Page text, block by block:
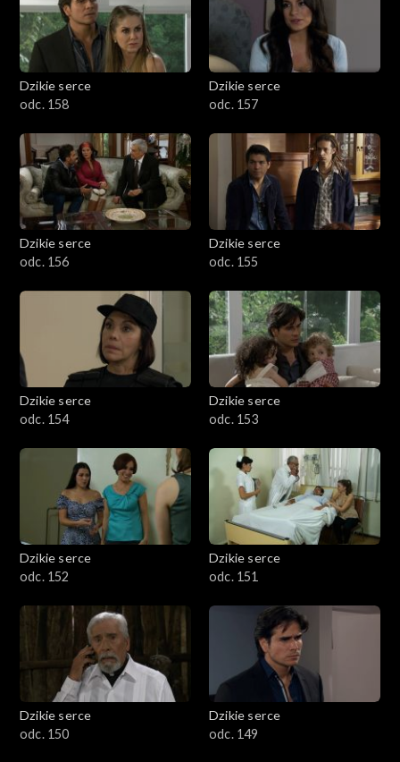
Dzikie serce
odc. 158
Dzikie serce
odc. 157
Dzikie serce
odc. 156
Dzikie serce
odc. 155
Dzikie serce
odc. 154
Dzikie serce
odc. 153
Dzikie serce
odc. 152
Dzikie serce
odc. 151
Dzikie serce
odc. 150
Dzikie serce
odc. 149